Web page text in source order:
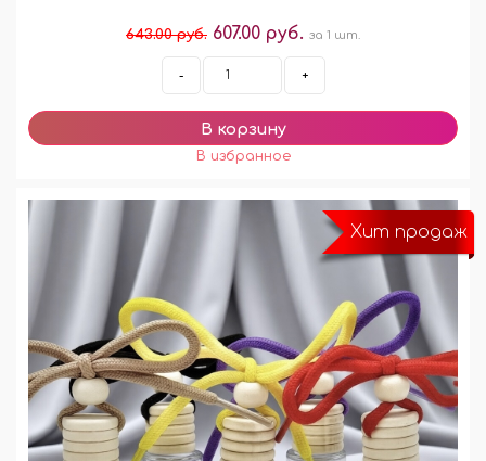
643.00 руб. 607.00 руб. за 1 шт.
- +
Хит продаж